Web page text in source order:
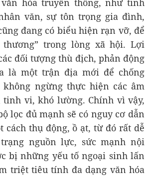
văn, sự tôn trọng gia đình,
đang có biểu hiện rạn vỡ, để
trong lòng xã hội. Lợi
đối tượng thù địch, phản động
là một trận địa mới để chống
không ngừng thực hiện các âm
tinh vi, khó lường. Chính vì vậy,
lọc đủ mạnh sẽ có nguy cơ dẫn
cách thụ động, ồ ạt, từ đó rất dễ
nguồn lực, sức mạnh nội
bị những yếu tố ngoại sinh lấn
triệt tiêu tính đa dạng văn hóa